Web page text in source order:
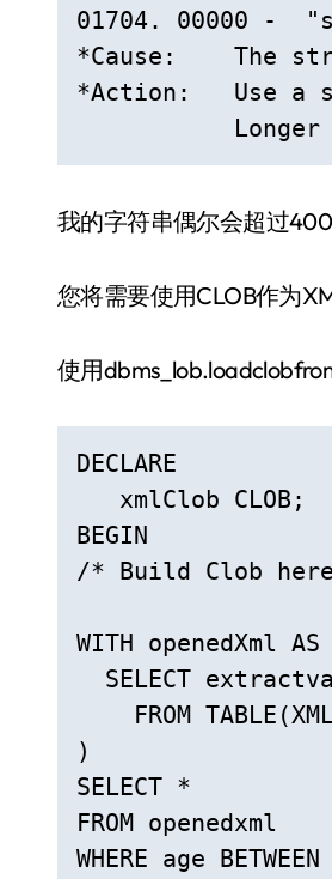
01704. 00000 -
*Cause:    The
*Action:   Use a
Longer
我的字符串偶尔会超过
您将需要使用CLOB作为
使用
DECLARE
   xmlClob CLOB;
BEGIN
/* Build Clob
WITH openedXml
SELECT
FROM
)
SELECT *
FROM openedxml
WHERE age